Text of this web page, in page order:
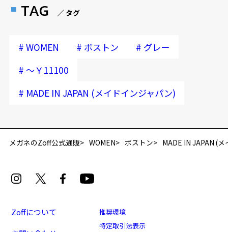
再入荷お知らせメールのお申し込み
TAG ／ タグ
# WOMEN # ボストン # グレー
# ～￥11100
# MADE IN JAPAN (メイドインジャパン)
メガネのZoff公式通販 WOMEN ボストン MADE IN JAPAN (
Zoffについて
推奨環境
特定取引法表示